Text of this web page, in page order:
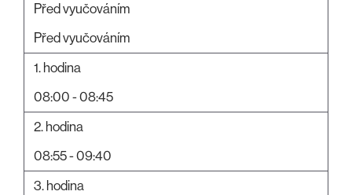
Před vyučováním
Před vyučováním
1. hodina
08:00 - 08:45
2. hodina
08:55 - 09:40
3. hodina